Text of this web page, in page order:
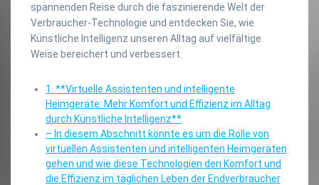
spannenden Reise durch die faszinierende Welt der
Verbraucher-Technologie und entdecken Sie, wie
Künstliche Intelligenz unseren Alltag auf vielfältige
Weise bereichert und verbessert.
1. **Virtuelle Assistenten und intelligente
Heimgeräte: Mehr Komfort und Effizienz im Alltag
durch Künstliche Intelligenz**
– In diesem Abschnitt könnte es um die Rolle von
virtuellen Assistenten und intelligenten Heimgeräten
gehen und wie diese Technologien den Komfort und
die Effizienz im täglichen Leben der Endverbraucher